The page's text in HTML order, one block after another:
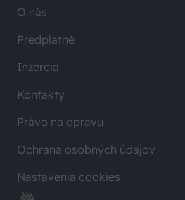
O nás
Predplatné
Inzercia
Kontakty
Právo na opravu
Ochrana osobných údajov
Nastavenia cookies